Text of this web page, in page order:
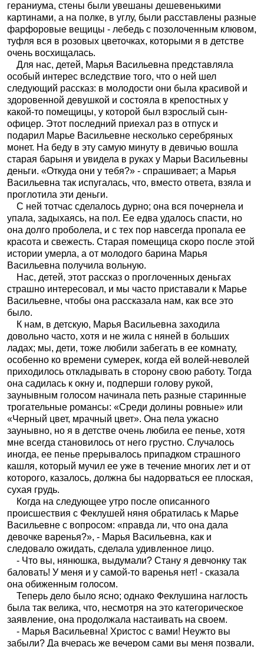
гераниума, стены были увешаны дешевенькими
картинами, а на полке, в углу, были расставлены разные
фарфоровые вещицы - лебедь с позолоченным клювом,
туфля вся в розовых цветочках, которыми я в детстве
очень восхищалась.
Для нас, детей, Марья Васильевна представляла
особый интерес вследствие того, что о ней шел
следующий рассказ: в молодости они была красивой и
здоровенной девушкой и состояла в крепостных у
какой-то помещицы, у которой был взрослый сын-
офицер. Этот последний приехал раз в отпуск и
подарил Марье Васильевне несколько серебряных
монет. На беду в эту самую минуту в девичью вошла
старая барыня и увидела в руках у Марьи Васильевны
деньги. «Откуда они у тебя?» - спрашивает; а Марья
Васильевна так испугалась, что, вместо ответа, взяла и
проглотила эти деньги.
С ней тотчас сделалось дурно; она вся почернела и
упала, задыхаясь, на пол. Ее едва удалось спасти, но
она долго проболела, и с тех пор навсегда пропала ее
красота и свежесть. Старая помещица скоро после этой
истории умерла, а от молодого барина Марья
Васильевна получила вольную.
Нас, детей, этот рассказ о проглоченных деньгах
страшно интересовал, и мы часто приставали к Марье
Васильевне, чтобы она рассказала нам, как все это
было.
К нам, в детскую, Марья Васильевна заходила
довольно часто, хотя и не жила с няней в больших
ладах; мы, дети, тоже любили забегать в ее комнату,
особенно ко времени сумерек, когда ей волей-неволей
приходилось откладывать в сторону свою работу. Тогда
она садилась к окну и, подперши голову рукой,
заунывным голосом начинала петь разные старинные
трогательные романсы: «Среди долины ровные» или
«Черный цвет, мрачный цвет». Она пела ужасно
заунывно, но я в детстве очень любила ее пенье, хотя
мне всегда становилось от него грустно. Случалось
иногда, ее пенье прерывалось припадком страшного
кашля, который мучил ее уже в течение многих лет и от
которого, казалось, должна бы надорваться ее плоская,
сухая грудь.
Когда на следующее утро после описанного
происшествия с Феклушей няня обратилась к Марье
Васильевне с вопросом: «правда ли, что она дала
девочке варенья?», - Марья Васильевна, как и
следовало ожидать, сделала удивленное лицо.
- Что вы, нянюшка, выдумали? Стану я девчонку так
баловать! У меня и у самой-то варенья нет! - сказала
она обиженным голосом.
Теперь дело было ясно; однако Феклушина наглость
была так велика, что, несмотря на это категорическое
заявление, она продолжала настаивать на своем.
- Марья Васильевна! Христос с вами! Неужто вы
забыли? Да вчерась же вечером сами вы меня позвали,